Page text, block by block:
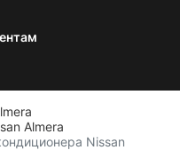
Almera
Nissan